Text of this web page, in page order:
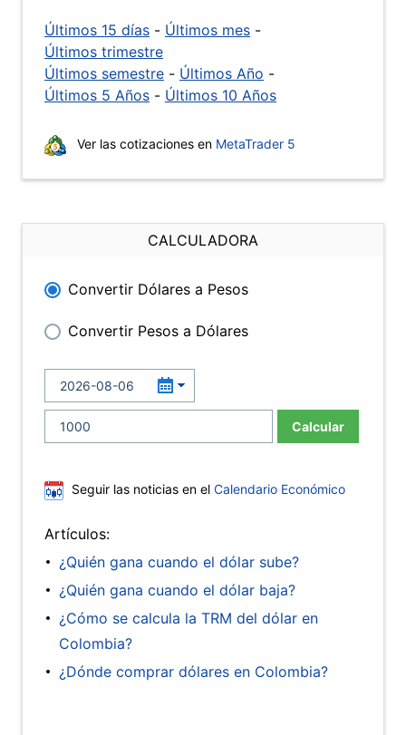
Últimos 15 días - Últimos mes -
Últimos trimestre
Últimos semestre - Últimos Año -
Últimos 5 Años - Últimos 10 Años
Ver las cotizaciones en MetaTrader 5
CALCULADORA
Convertir Dólares a Pesos
Convertir Pesos a Dólares
Calcular
Seguir las noticias en el Calendario Económico
Artículos:
¿Quién gana cuando el dólar sube?
¿Quién gana cuando el dólar baja?
¿Cómo se calcula la TRM del dólar en
Colombia?
¿Dónde comprar dólares en Colombia?